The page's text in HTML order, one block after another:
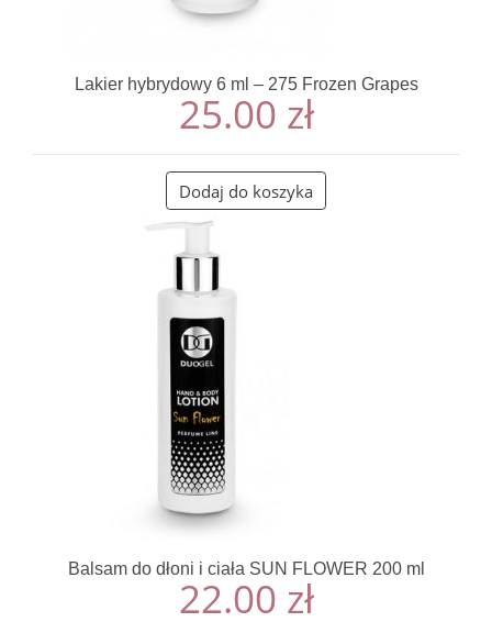
Lakier hybrydowy 6 ml – 275 Frozen Grapes
25.00 zł
Dodaj do koszyka
Balsam do dłoni i ciała SUN FLOWER 200 ml
22.00 zł